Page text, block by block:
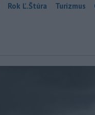
Rok Ľ.Štúra Turizmus